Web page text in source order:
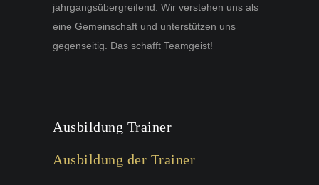
jahrgangsübergreifend. Wir verstehen uns als
eine Gemeinschaft und unterstützen uns
gegenseitig. Das schafft Teamgeist!
Ausbildung Trainer
Ausbildung der Trainer